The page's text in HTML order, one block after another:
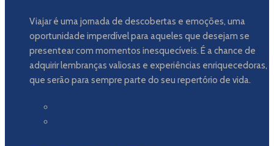
Viajar é uma jornada de descobertas e emoções, uma
oportunidade imperdível para aqueles que desejam se
presentear com momentos inesquecíveis. É a chance de
adquirir lembranças valiosas e experiências enriquecedoras,
que serão para sempre parte do seu repertório de vida.